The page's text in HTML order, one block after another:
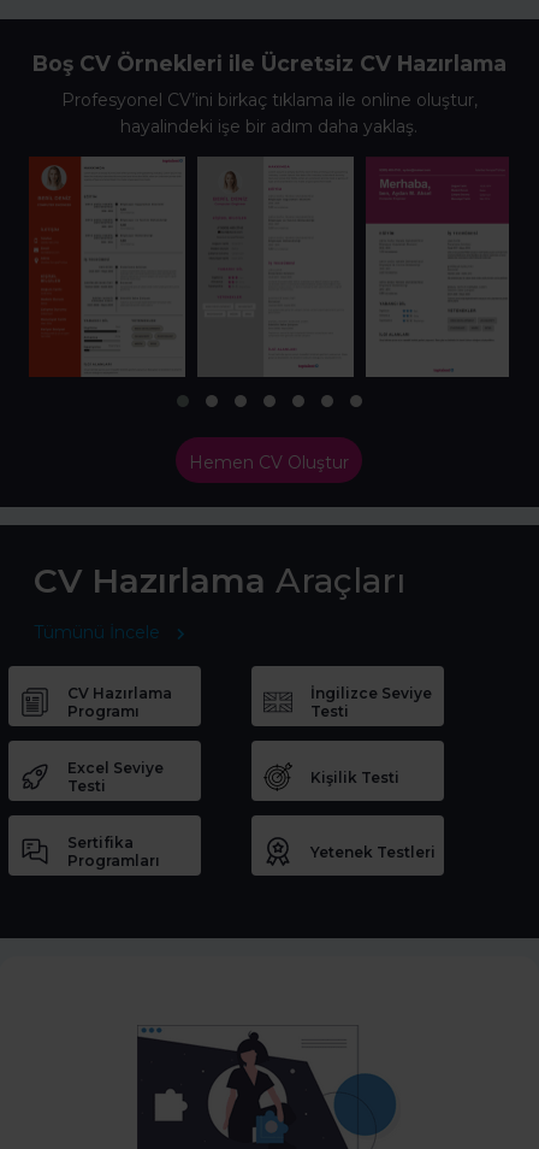
Boş CV Örnekleri ile Ücretsiz CV Hazırlama
Profesyonel CV’ini birkaç tıklama ile online oluştur,
hayalindeki işe bir adım daha yaklaş.
Hemen CV Oluştur
CV Hazırlama Araçları
Tümünü İncele
CV Hazırlama
Programı
İngilizce Seviye
Testi
Excel Seviye
Testi
Kişilik Testi
Sertifika
Programları
Yetenek Testleri